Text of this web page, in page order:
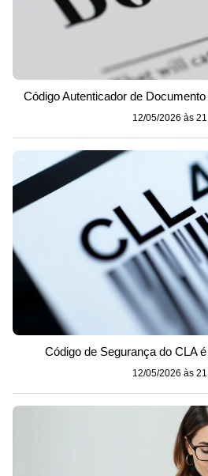
Código Autenticador de
12/05/2026 às
Código de Segurança do CLA
12/05/2026 às